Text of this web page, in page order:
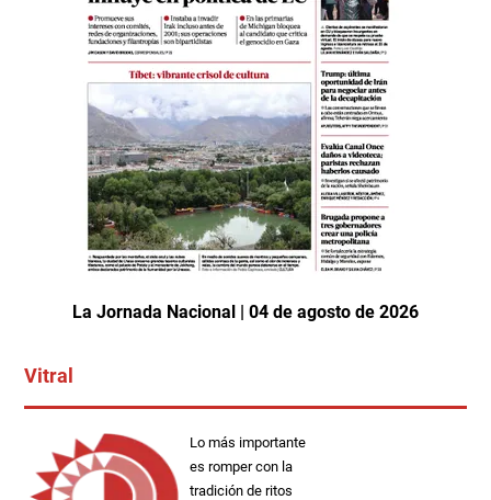
La Jornada Nacional | 04 de agosto de 2026
Vitral
Lo más importante
es romper con la
tradición de ritos